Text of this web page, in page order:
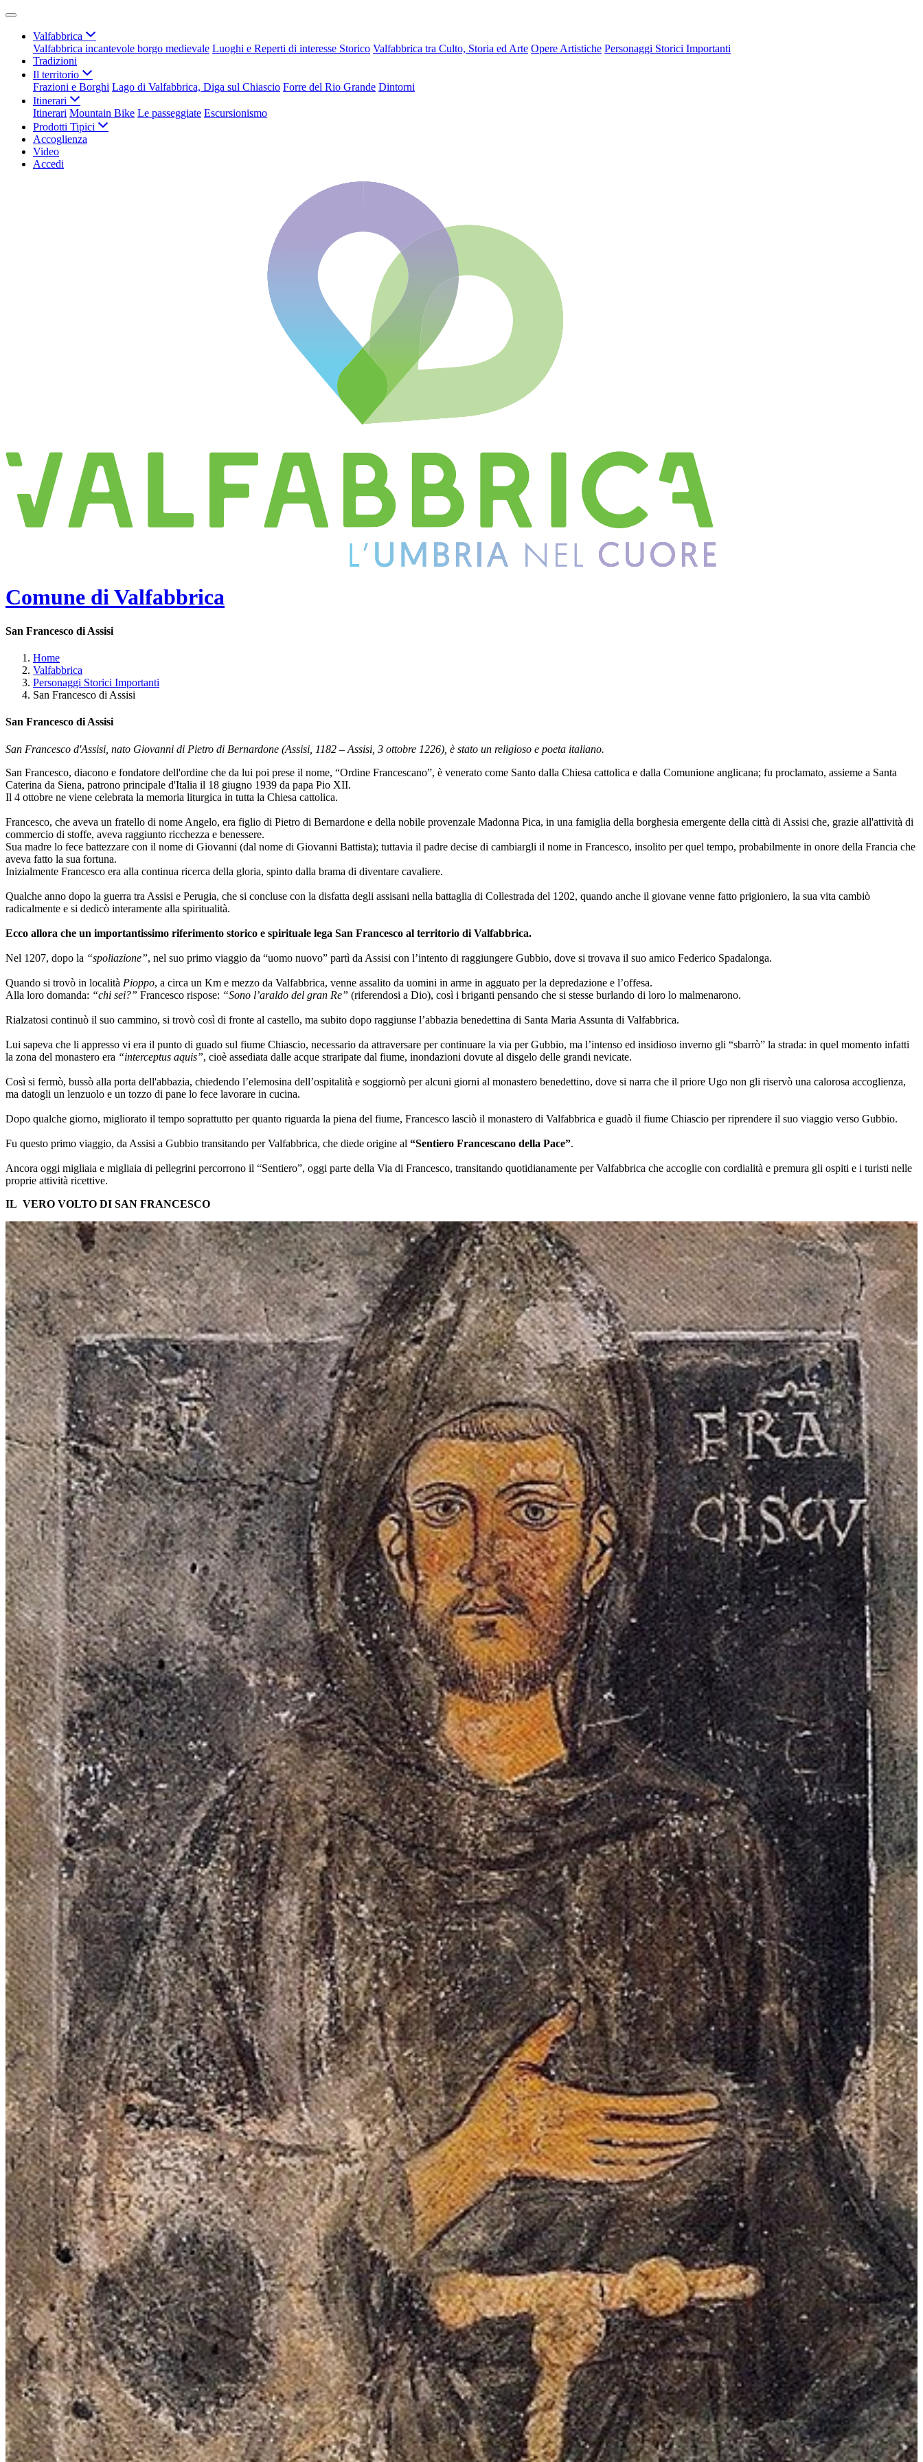
Valfabbrica
Valfabbrica incantevole borgo medievale Luoghi e Reperti di interesse Storico Valfabbrica tra Culto, Storia ed Arte Opere Artistiche Personaggi Storici Importanti
Tradizioni
Il territorio
Frazioni e Borghi Lago di Valfabbrica, Diga sul Chiascio Forre del Rio Grande Dintorni
Itinerari
Itinerari Mountain Bike Le passeggiate Escursionismo
Prodotti Tipici
Accoglienza
Video
Accedi
Comune di Valfabbrica
San Francesco di Assisi
Home
Valfabbrica
Personaggi Storici Importanti
San Francesco di Assisi
San Francesco di Assisi
San Francesco d'Assisi, nato Giovanni di Pietro di Bernardone (Assisi, 1182 – Assisi, 3 ottobre 1226), è stato un religioso e poeta italiano.
San Francesco, diacono e fondatore dell'ordine che da lui poi prese il nome, “Ordine Francescano”, è venerato come Santo dalla Chiesa cattolica e dalla Comunione anglicana; fu proclamato, assieme a Santa
Caterina da Siena, patrono principale d'Italia il 18 giugno 1939 da papa Pio XII.
Il 4 ottobre ne viene celebrata la memoria liturgica in tutta la Chiesa cattolica.
Francesco, che aveva un fratello di nome Angelo, era figlio di Pietro di Bernardone e della nobile provenzale Madonna Pica, in una famiglia della borghesia emergente della città di Assisi che, grazie all'attività di
commercio di stoffe, aveva raggiunto ricchezza e benessere.
Sua madre lo fece battezzare con il nome di Giovanni (dal nome di Giovanni Battista); tuttavia il padre decise di cambiargli il nome in Francesco, insolito per quel tempo, probabilmente in onore della Francia che
aveva fatto la sua fortuna.
Inizialmente Francesco era alla continua ricerca della gloria, spinto dalla brama di diventare cavaliere.
Qualche anno dopo la guerra tra Assisi e Perugia, che si concluse con la disfatta degli assisani nella battaglia di Collestrada del 1202, quando anche il giovane venne fatto prigioniero, la sua vita cambiò
radicalmente e si dedicò interamente alla spiritualità.
Ecco allora che un importantissimo riferimento storico e spirituale lega San Francesco al territorio di Valfabbrica.
Nel 1207, dopo la “spoliazione”, nel suo primo viaggio da “uomo nuovo” partì da Assisi con l’intento di raggiungere Gubbio, dove si trovava il suo amico Federico Spadalonga.
Quando si trovò in località Pioppo, a circa un Km e mezzo da Valfabbrica, venne assalito da uomini in arme in agguato per la depredazione e l’offesa.
Alla loro domanda: “chi sei?” Francesco rispose: “Sono l’araldo del gran Re” (riferendosi a Dio), così i briganti pensando che si stesse burlando di loro lo malmenarono.
Rialzatosi continuò il suo cammino, si trovò così di fronte al castello, ma subito dopo raggiunse l’abbazia benedettina di Santa Maria Assunta di Valfabbrica.
Lui sapeva che li appresso vi era il punto di guado sul fiume Chiascio, necessario da attraversare per continuare la via per Gubbio, ma l’intenso ed insidioso inverno gli “sbarrò” la strada: in quel momento infatti
la zona del monastero era “interceptus aquis”, cioè assediata dalle acque straripate dal fiume, inondazioni dovute al disgelo delle grandi nevicate.
Così si fermò, bussò alla porta dell'abbazia, chiedendo l’elemosina dell’ospitalità e soggiornò per alcuni giorni al monastero benedettino, dove si narra che il priore Ugo non gli riservò una calorosa accoglienza,
ma datogli un lenzuolo e un tozzo di pane lo fece lavorare in cucina.
Dopo qualche giorno, migliorato il tempo soprattutto per quanto riguarda la piena del fiume, Francesco lasciò il monastero di Valfabbrica e guadò il fiume Chiascio per riprendere il suo viaggio verso Gubbio.
Fu questo primo viaggio, da Assisi a Gubbio transitando per Valfabbrica, che diede origine al “Sentiero Francescano della Pace”.
Ancora oggi migliaia e migliaia di pellegrini percorrono il “Sentiero”, oggi parte della Via di Francesco, transitando quotidianamente per Valfabbrica che accoglie con cordialità e premura gli ospiti e i turisti nelle
proprie attività ricettive.
IL VERO VOLTO DI SAN FRANCESCO